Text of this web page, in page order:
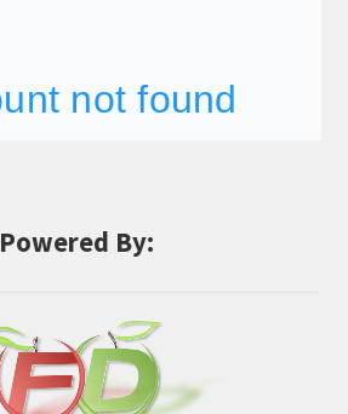
Powered By: